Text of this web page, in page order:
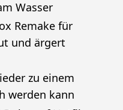
Wasser
Remake für
und ärgert
zu einem
werden kann